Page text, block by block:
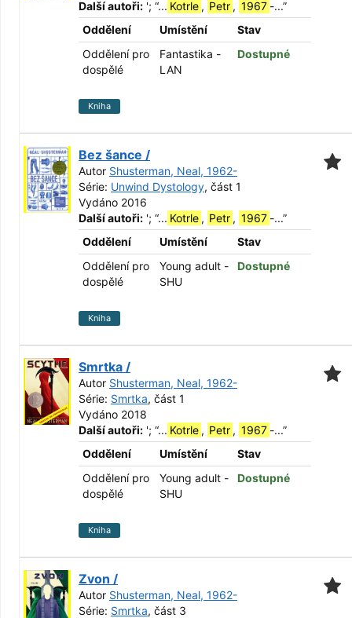
Další autoři: '; “... Kotrle , Petr , 1967 -...”
Oddělení
Umístění
Stav
Oddělení pro
dospělé
Fantastika -
LAN
Dostupné
Kniha
Bez šance /
Autor Shusterman, Neal, 1962-
Série: Unwind Dystology, část 1
Vydáno 2016
Další autoři: '; “... Kotrle , Petr , 1967 -...”
Oddělení
Umístění
Stav
Oddělení pro
dospělé
Young adult -
SHU
Dostupné
Kniha
Smrtka /
Autor Shusterman, Neal, 1962-
Série: Smrtka, část 1
Vydáno 2018
Další autoři: '; “... Kotrle , Petr , 1967 -...”
Oddělení
Umístění
Stav
Oddělení pro
dospělé
Young adult -
SHU
Dostupné
Kniha
Zvon /
Autor Shusterman, Neal, 1962-
Série: Smrtka, část 3